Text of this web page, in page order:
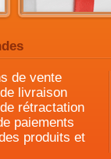
de vente
livraison
rétractation
paiements
produits et